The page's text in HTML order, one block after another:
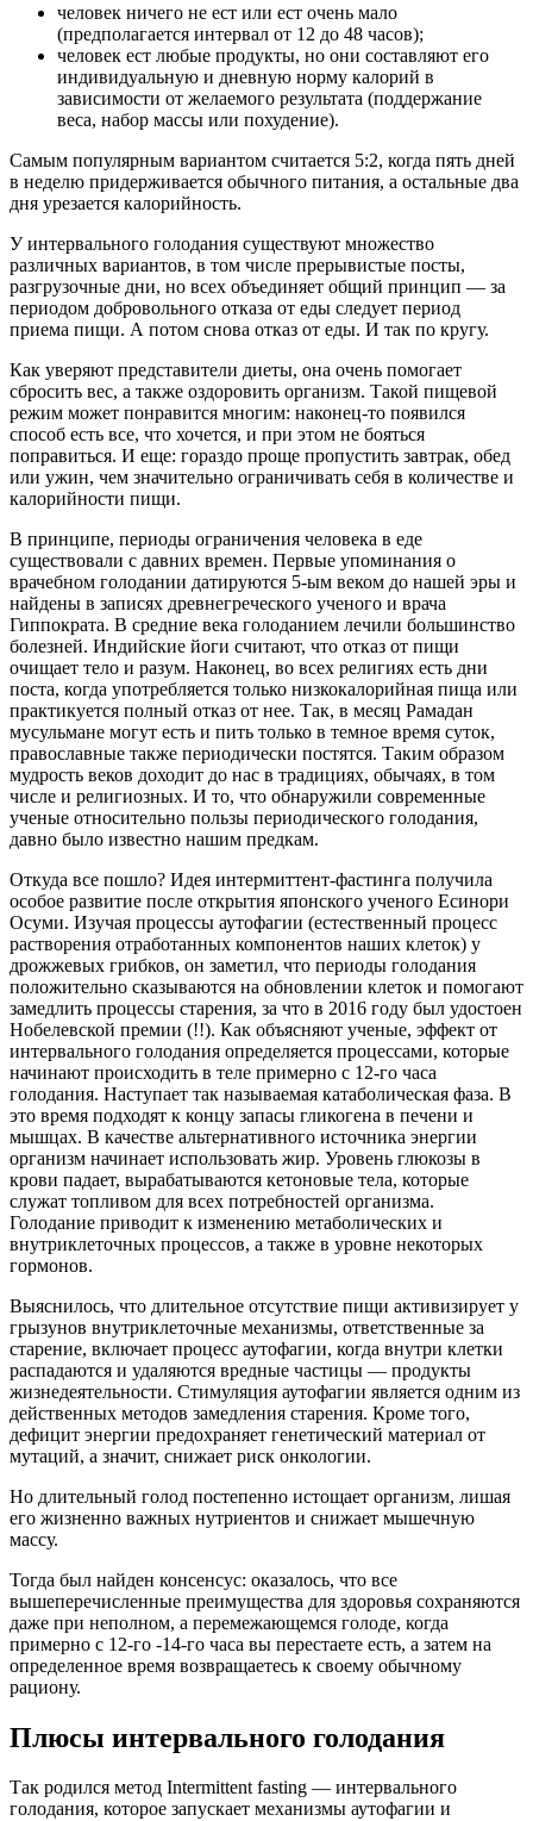
человек ничего не ест или ест очень мало
(предполагается интервал от 12 до 48 часов);
человек ест любые продукты, но они составляют его
индивидуальную и дневную норму калорий в
зависимости от желаемого результата (поддержание
веса, набор массы или похудение).
Самым популярным вариантом считается 5:2, когда пять дней
в неделю придерживается обычного питания, а остальные два
дня урезается калорийность.
У интервального голодания существуют множество
различных вариантов, в том числе прерывистые посты,
разгрузочные дни, но всех объединяет общий принцип — за
периодом добровольного отказа от еды следует период
приема пищи. А потом снова отказ от еды. И так по кругу.
Как уверяют представители диеты, она очень помогает
сбросить вес, а также оздоровить организм. Такой пищевой
режим может понравится многим: наконец-то появился
способ есть все, что хочется, и при этом не бояться
поправиться. И еще: гораздо проще пропустить завтрак, обед
или ужин, чем значительно ограничивать себя в количестве и
калорийности пищи.
В принципе, периоды ограничения человека в еде
существовали с давних времен. Первые упоминания о
врачебном голодании датируются 5-ым веком до нашей эры и
найдены в записях древнегреческого ученого и врача
Гиппократа. В средние века голоданием лечили большинство
болезней. Индийские йоги считают, что отказ от пищи
очищает тело и разум. Наконец, во всех религиях есть дни
поста, когда употребляется только низкокалорийная пища или
практикуется полный отказ от нее. Так, в месяц Рамадан
мусульмане могут есть и пить только в темное время суток,
православные также периодически постятся. Таким образом
мудрость веков доходит до нас в традициях, обычаях, в том
числе и религиозных. И то, что обнаружили современные
ученые относительно пользы периодического голодания,
давно было известно нашим предкам.
Откуда все пошло? Идея интермиттент-фастинга получила
особое развитие после открытия японского ученого Есинори
Осуми. Изучая процессы аутофагии (естественный процесс
растворения отработанных компонентов наших клеток) у
дрожжевых грибков, он заметил, что периоды голодания
положительно сказываются на обновлении клеток и помогают
замедлить процессы старения, за что в 2016 году был удостоен
Нобелевской премии (!!). Как объясняют ученые, эффект от
интервального голодания определяется процессами, которые
начинают происходить в теле примерно с 12-го часа
голодания. Наступает так называемая катаболическая фаза. В
это время подходят к концу запасы гликогена в печени и
мышцах. В качестве альтернативного источника энергии
организм начинает использовать жир. Уровень глюкозы в
крови падает, вырабатываются кетоновые тела, которые
служат топливом для всех потребностей организма.
Голодание приводит к изменению метаболических и
внутриклеточных процессов, а также в уровне некоторых
гормонов.
Выяснилось, что длительное отсутствие пищи активизирует у
грызунов внутриклеточные механизмы, ответственные за
старение, включает процесс аутофагии, когда внутри клетки
распадаются и удаляются вредные частицы — продукты
жизнедеятельности. Стимуляция аутофагии является одним из
действенных методов замедления старения. Кроме того,
дефицит энергии предохраняет генетический материал от
мутаций, а значит, снижает риск онкологии.
Но длительный голод постепенно истощает организм, лишая
его жизненно важных нутриентов и снижает мышечную
массу.
Тогда был найден консенсус: оказалось, что все
вышеперечисленные преимущества для здоровья сохраняются
даже при неполном, а перемежающемся голоде, когда
примерно с 12-го -14-го часа вы перестаете есть, а затем на
определенное время возвращаетесь к своему обычному
рациону.
Плюсы интервального голодания
Так родился метод Intermittent fasting — интервального
голодания, которое запускает механизмы аутофагии и